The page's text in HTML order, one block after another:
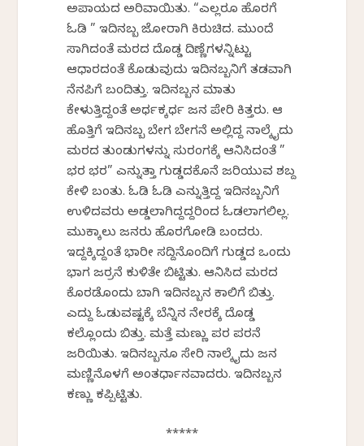
ಅಪಾಯದ ಅರಿವಾಯಿತು. “ಎಲ್ಲರೂ ಹೊರಗೆ
ಓಡಿ ” ಇದಿನಬ್ಬ ಜೋರಾಗಿ ಕಿರುಚಿದ. ಮುಂದೆ
ಸಾಗಿದಂತೆ ಮರದ ದೊಡ್ಡ ದಿಣ್ಣೆಗಳನ್ನಿಟ್ಟು
ಆಧಾರದಂತೆ ಕೊಡುವುದು ಇದಿನಬ್ಬನಿಗೆ ತಡವಾಗಿ
ನೆನಪಿಗೆ ಬಂದಿತ್ತು. ಇದಿನಬ್ಬನ‌ ಮಾತು
ಕೇಳುತ್ತಿದ್ದಂತೆ ಅರ್ಧಕ್ಕರ್ಧ ಜನ ಪೇರಿ ಕಿತ್ತರು. ಆ
ಹೊತ್ತಿಗೆ ಇದಿನಬ್ಬ ಬೇಗ ಬೇಗನೆ ಅಲ್ಲಿದ್ದ‌ ನಾಲ್ಕೈದು
ಮರದ ತುಂಡುಗಳನ್ನು ಸುರಂಗಕ್ಕೆ ಆನಿಸಿದಂತೆ ”
ಭರ ಭರ” ಎನ್ನುತ್ತಾ ಗುಡ್ಡದ‌ಕೊನೆ ಜರಿಯುವ ಶಬ್ದ
ಕೇಳಿ ಬಂತು. ಓಡಿ ಓಡಿ ಎನ್ನುತ್ತಿದ್ದ ಇದಿನಬ್ಬನಿಗೆ
ಉಳಿದವರು ಅಡ್ಡಲಾಗಿದ್ದದ್ದರಿಂದ ಓಡಲಾಗಲಿಲ್ಲ‌.
ಮುಕ್ಕಾಲು ಜನರು‌ ಹೊರಗೋಡಿ ಬಂದರು.
ಇದ್ದಕ್ಕಿದ್ದಂತೆ ಭಾರೀ ಸದ್ದಿನೊಂದಿಗೆ ಗುಡ್ಡದ ಒಂದು
ಭಾಗ ಜರ್ರನೆ ಕುಳಿತೇ ಬಿಟ್ಟಿತು. ಆನಿಸಿದ ಮರದ
ಕೊರಡೊಂದು ಬಾಗಿ ಇದಿನಬ್ಬನ ಕಾಲಿಗೆ ಬಿತ್ತು.
ಎದ್ದು ಓಡುವಷ್ಟಕ್ಕೆ ಬೆನ್ನಿನ ನೇರಕ್ಕೆ ದೊಡ್ಡ
ಕಲ್ಲೊಂದು ಬಿತ್ತು. ಮತ್ತೆ ಮಣ್ಣು ಪರ ಪರನೆ
ಜರಿಯಿತು. ಇದಿನಬ್ಬನೂ ಸೇರಿ ನಾಲ್ಕೈದು ಜ‌ನ
ಮಣ್ಣಿನೊಳಗೆ ಅಂತರ್ಧಾನವಾದರು. ಇದಿನಬ್ಬನ
ಕಣ್ಣು ಕಪ್ಪಿಟ್ಟಿತು.
*****